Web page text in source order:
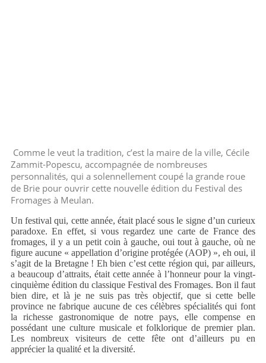
Comme le veut la tradition, c’est la maire de la ville, Cécile
Zammit-Popescu, accompagnée de nombreuses
personnalités, qui a solennellement coupé la grande roue
de Brie pour ouvrir cette nouvelle édition du Festival des
Fromages à Meulan.
Un festival qui, cette année, était placé sous le signe d’un curieux
paradoxe. En effet, si vous regardez une carte de France des
fromages, il y a un petit coin à gauche, oui tout à gauche, où ne
figure aucune « appellation d’origine protégée (AOP) », eh oui, il
s’agit de la Bretagne ! Eh bien c’est cette région qui, par ailleurs,
a beaucoup d’attraits, était cette année à l’honneur pour la vingt-
cinquième édition du classique Festival des Fromages. Bon il faut
bien dire, et là je ne suis pas très objectif, que si cette belle
province ne fabrique aucune de ces célèbres spécialités qui font
la richesse gastronomique de notre pays, elle compense en
possédant une culture musicale et folklorique de premier plan.
Les nombreux visiteurs de cette fête ont d’ailleurs pu en
apprécier la qualité et la diversité.